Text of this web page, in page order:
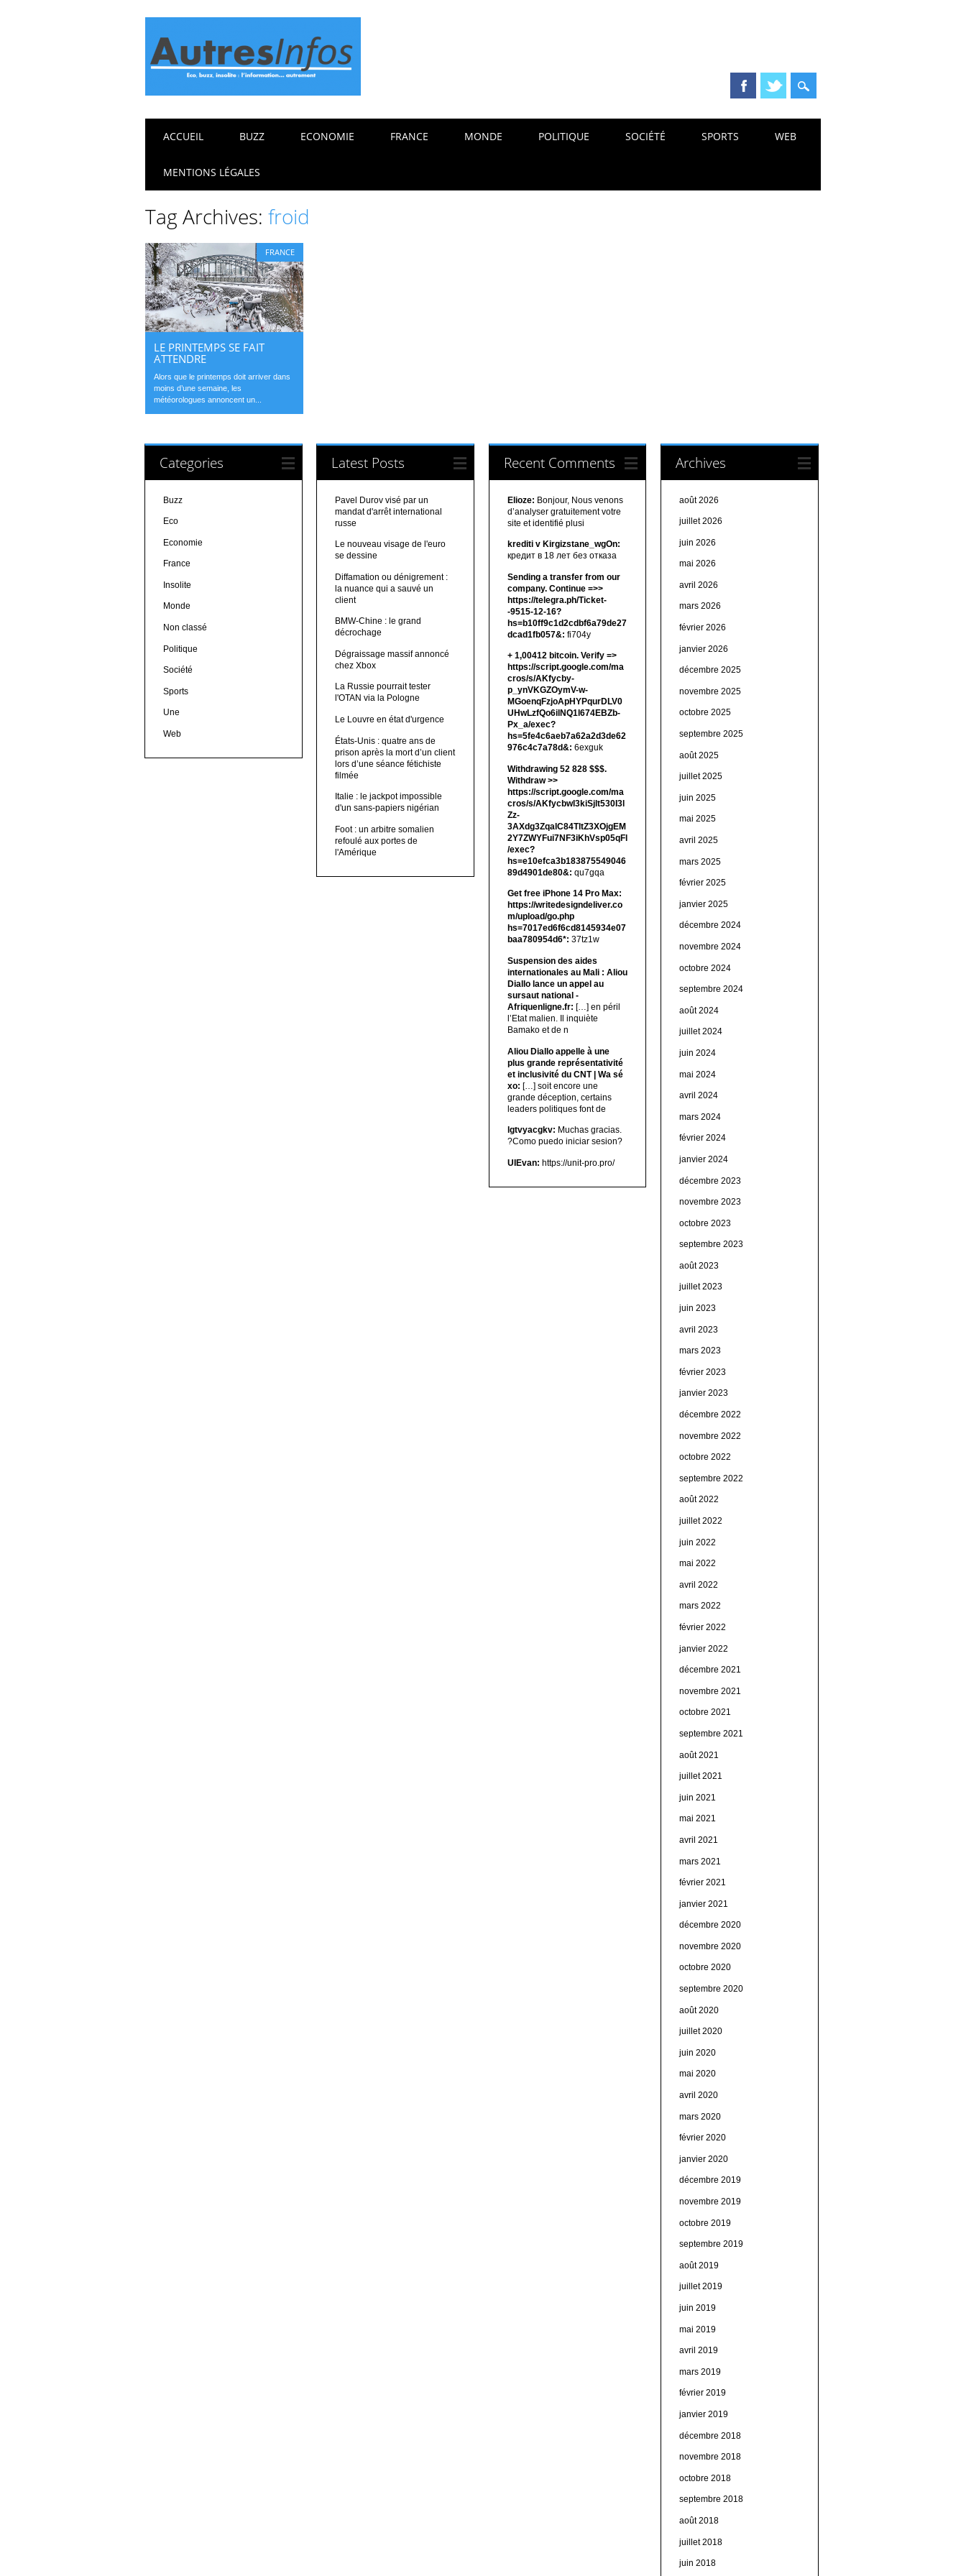
Main menu
ACCUEIL BUZZ ECONOMIE FRANCE MONDE POLITIQUE SOCIÉTÉ SPORTS WEB
MENTIONS LÉGALES
Tag Archives:froid
FRANCE
LE PRINTEMPS SE FAIT
ATTENDRE
Alors que le printemps doit arriver dans
moins d’une semaine, les
météorologues annoncent un...
Categories
Buzz
Eco
Economie
France
Insolite
Monde
Non classé
Politique
Société
Sports
Une
Web
Latest Posts
Pavel Durov visé par un
mandat d'arrêt international
russe
Le nouveau visage de l'euro
se dessine
Diffamation ou dénigrement :
la nuance qui a sauvé un
client
BMW-Chine : le grand
décrochage
Dégraissage massif annoncé
chez Xbox
La Russie pourrait tester
l'OTAN via la Pologne
Le Louvre en état d'urgence
États-Unis : quatre ans de
prison après la mort d’un client
lors d’une séance fétichiste
filmée
Italie : le jackpot impossible
d'un sans-papiers nigérian
Foot : un arbitre somalien
refoulé aux portes de
l'Amérique
Recent Comments
Elioze: Bonjour, Nous venons
d’analyser gratuitement votre
site et identifié plusi
krediti v Kirgizstane_wgOn:
кредит в 18 лет без отказа
Sending a transfer from our
company. Continue =>>
https://telegra.ph/Ticket-
-9515-12-16?
hs=b10ff9c1d2cdbf6a79de27
dcad1fb057&: fi704y
+ 1,00412 bitсоin. Verify =>
https://script.google.com/ma
cros/s/AKfycby-
p_ynVKGZOymV-w-
MGoenqFzjoApHYPqurDLV0
UHwLzfQo6ilNQ1l674EBZb-
Px_a/exec?
hs=5fe4c6aeb7a62a2d3de62
976c4c7a78d&: 6exguk
Withdrawing 52 828 $$$.
Withdrаw >>
https://script.google.com/ma
cros/s/AKfycbwl3kiSjlt530I3l
Zz-
3AXdg3ZqalC84TltZ3XOjgEM
2Y7ZWYFui7NF3iKhVsp05qFl
/exec?
hs=e10efca3b183875549046
89d4901de80&: qu7gqa
Get free iPhone 14 Pro Max:
https://writedesigndeliver.co
m/upload/go.php
hs=7017ed6f6cd8145934e07
baa780954d6*: 37tz1w
Suspension des aides
internationales au Mali : Aliou
Diallo lance un appel au
sursaut national -
Afriquenligne.fr: […] en péril
l’Etat malien. Il inquiète
Bamako et de n
Aliou Diallo appelle à une
plus grande représentativité
et inclusivité du CNT | Wa sé
xo: […] soit encore une
grande déception, certains
leaders politiques font de
lgtvyacgkv: Muchas gracias.
?Como puedo iniciar sesion?
UIEvan: https://unit-pro.pro/
Archives
août 2026
juillet 2026
juin 2026
mai 2026
avril 2026
mars 2026
février 2026
janvier 2026
décembre 2025
novembre 2025
octobre 2025
septembre 2025
août 2025
juillet 2025
juin 2025
mai 2025
avril 2025
mars 2025
février 2025
janvier 2025
décembre 2024
novembre 2024
octobre 2024
septembre 2024
août 2024
juillet 2024
juin 2024
mai 2024
avril 2024
mars 2024
février 2024
janvier 2024
décembre 2023
novembre 2023
octobre 2023
septembre 2023
août 2023
juillet 2023
juin 2023
avril 2023
mars 2023
février 2023
janvier 2023
décembre 2022
novembre 2022
octobre 2022
septembre 2022
août 2022
juillet 2022
juin 2022
mai 2022
avril 2022
mars 2022
février 2022
janvier 2022
décembre 2021
novembre 2021
octobre 2021
septembre 2021
août 2021
juillet 2021
juin 2021
mai 2021
avril 2021
mars 2021
février 2021
janvier 2021
décembre 2020
novembre 2020
octobre 2020
septembre 2020
août 2020
juillet 2020
juin 2020
mai 2020
avril 2020
mars 2020
février 2020
janvier 2020
décembre 2019
novembre 2019
octobre 2019
septembre 2019
août 2019
juillet 2019
juin 2019
mai 2019
avril 2019
mars 2019
février 2019
janvier 2019
décembre 2018
novembre 2018
octobre 2018
septembre 2018
août 2018
juillet 2018
juin 2018